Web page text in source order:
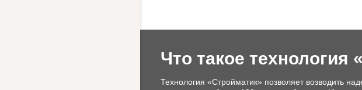
Что такое технология
Технология «Стройматик» позволяет возводить